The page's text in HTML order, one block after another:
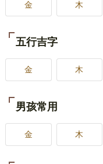
金 木
五行吉字
金 木
男孩常用
金 木